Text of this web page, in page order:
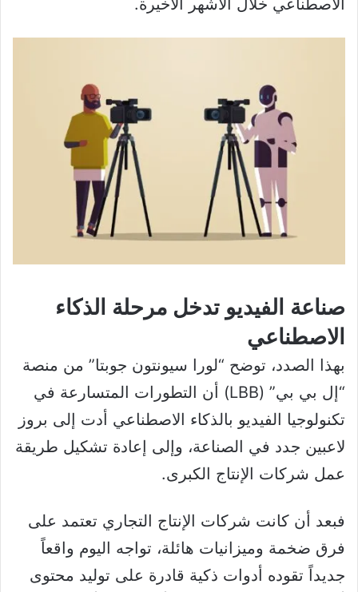
الاصطناعي خلال الأشهر الأخيرة.
صناعة الفيديو تدخل مرحلة الذكاء
الاصطناعي
بهذا الصدد، توضح “لورا سيونتون جوبتا” من منصة
“إل بي بي” (LBB) أن التطورات المتسارعة في
تكنولوجيا الفيديو بالذكاء الاصطناعي أدت إلى بروز
لاعبين جدد في الصناعة، وإلى إعادة تشكيل طريقة
عمل شركات الإنتاج الكبرى.
فبعد أن كانت شركات الإنتاج التجاري تعتمد على
فرق ضخمة وميزانيات هائلة، تواجه اليوم واقعاً
جديداً تقوده أدوات ذكية قادرة على توليد محتوى